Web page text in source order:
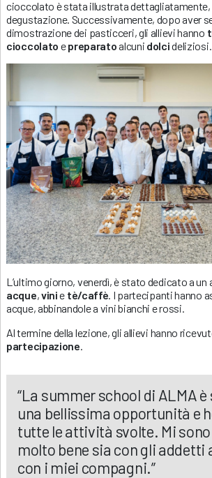
cioccolato è stata illustrata dettagliatamente,
degustazione. Successivamente, dopo aver
dimostrazione dei pasticceri, gli allievi hanno
cioccolato epreparatoalcuni dolcideliziosi.
L’ultimo giorno, venerdì, è stato dedicato a
acque,vinie tè/caffè. I partecipanti hanno
acque, abbinandole a vini bianchi e rossi.
Al termine della lezione, gli allievi hanno
partecipazione.
“La summer school di ALMA
una bellissima opportunità e
tutte le attività svolte. Mi
molto bene sia con gli addetti
con i miei compagni.”